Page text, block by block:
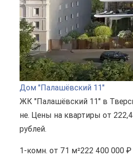
Дом "Палашёвский 11"
ЖК "Палашёвский 11" в
не. Цены на квартиры от
рублей.
1-комн. от 71 м²222 400 000 ₽